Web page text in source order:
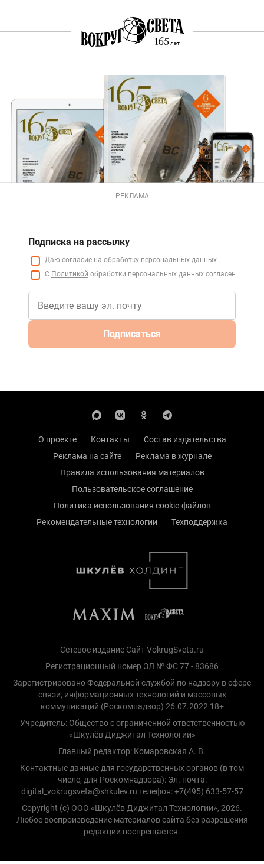
РЕКЛАМА
Подписка на рассылку
Даю согласие на обработку персональных данных
С Политикой обработки персональных данных согласен
Подписаться
О проекте Контакты
Состав издательства
Реклама на сайте
Реклама в журнале
Правила использования материалов
Пользовательское соглашение
Политика использования cookie-файлов
Рекомендательные технологии
Техподдержка
Сетевое издание Сайт VokrugSveta.ru
Регистрационный номер ЭЛ № ФС 77 - 83686
Зарегистрировано Федеральной службой по надзору в сфере
связи, информационных технологий и массовых
коммуникаций (Роскомнадзор) 26.07.2022 18+
Учредитель: Общество с ограниченной ответственностью
«Шкулёв Диджитал Технологии»
Главный редактор: Комаровская А. В.
Контактные данные для государственных органов (в том
числе, для Роскомнадзора): Эл. почта:
digital_vokrugsveta@shkulev.ru телефон: +7(495) 633-57-57
Copyright (с) ООО «Шкулёв Диджитал Технологии», 2026.
Любое воспроизведение материалов сайта без разрешения
редакции воспрещается.